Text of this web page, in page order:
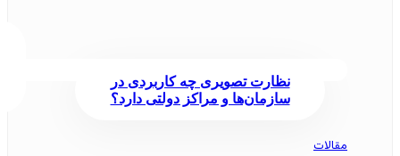
نظارت تصویری چه کاربردی در
سازمان‌ها و مراکز دولتی دارد؟
مقالات